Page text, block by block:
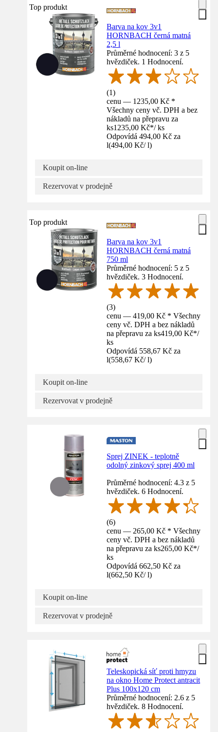
Top produkt
Barva na kov 3v1
HORNBACH černá matná
2,5 l
Průměrné hodnocení: 3 z 5
hvězdiček. 1 Hodnocení.
(1)
cenu — 1235,00 Kč *
Všechny ceny vč. DPH a bez
nákladů na přepravu za
ks1235,00 Kč*/ ks
Odpovídá 494,00 Kč za
l(494,00 Kč/ l)
Koupit on-line
Rezervovat v prodejně
Top produkt
Barva na kov 3v1
HORNBACH černá matná
750 ml
Průměrné hodnocení: 5 z 5
hvězdiček. 3 Hodnocení.
(3)
cenu — 419,00 Kč * Všechny
ceny vč. DPH a bez nákladů
na přepravu za ks419,00 Kč*/
ks
Odpovídá 558,67 Kč za
l(558,67 Kč/ l)
Koupit on-line
Rezervovat v prodejně
Sprej ZINEK - teplotně
odolný zinkový sprej 400 ml
Průměrné hodnocení: 4.3 z 5
hvězdiček. 6 Hodnocení.
(6)
cenu — 265,00 Kč * Všechny
ceny vč. DPH a bez nákladů
na přepravu za ks265,00 Kč*/
ks
Odpovídá 662,50 Kč za
l(662,50 Kč/ l)
Koupit on-line
Rezervovat v prodejně
Teleskopická síť proti hmyzu
na okno Home Protect antracit
Plus 100x120 cm
Průměrné hodnocení: 2.6 z 5
hvězdiček. 8 Hodnocení.